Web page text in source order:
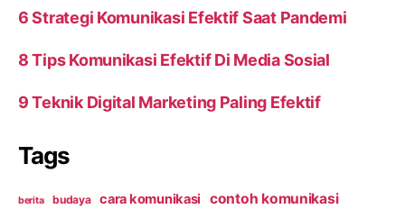
6 Strategi Komunikasi Efektif Saat Pandemi
8 Tips Komunikasi Efektif Di Media Sosial
9 Teknik Digital Marketing Paling Efektif
Tags
berita budaya cara komunikasi contoh komunikasi